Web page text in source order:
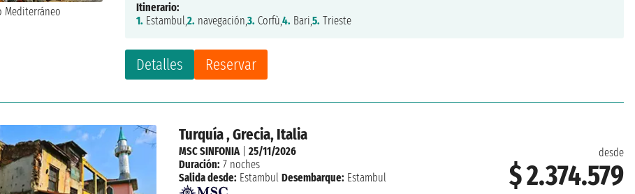
Detalles Reservar
Itinerario:
1. Estambul,2. navegación,3. Corfù,4. Bari,5. Trieste
Turquía , Grecia, Italia
desde
$ 2.374.579
MSC SINFONIA| 25/11/2026
Duración: 7 noches
Salida desde: Estambul Desembarque: Estambul